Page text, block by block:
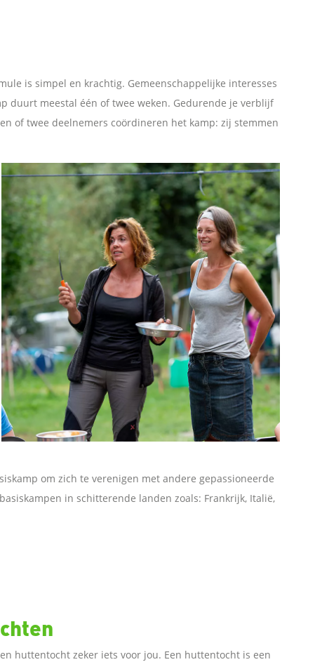
is simpel en krachtig. Gemeenschappelijke interesses
duurt meestal één of twee weken. Gedurende je verblijf
of twee deelnemers coördineren het kamp: zij stemmen
om zich te verenigen met andere gepassioneerde
in schitterende landen zoals: Frankrijk, Italië,
huttentocht zeker iets voor jou. Een huttentocht is een